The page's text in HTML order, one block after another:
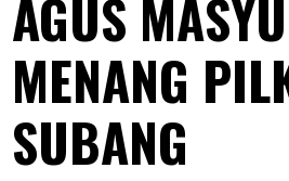
AGUS
MENANG
SUBANG